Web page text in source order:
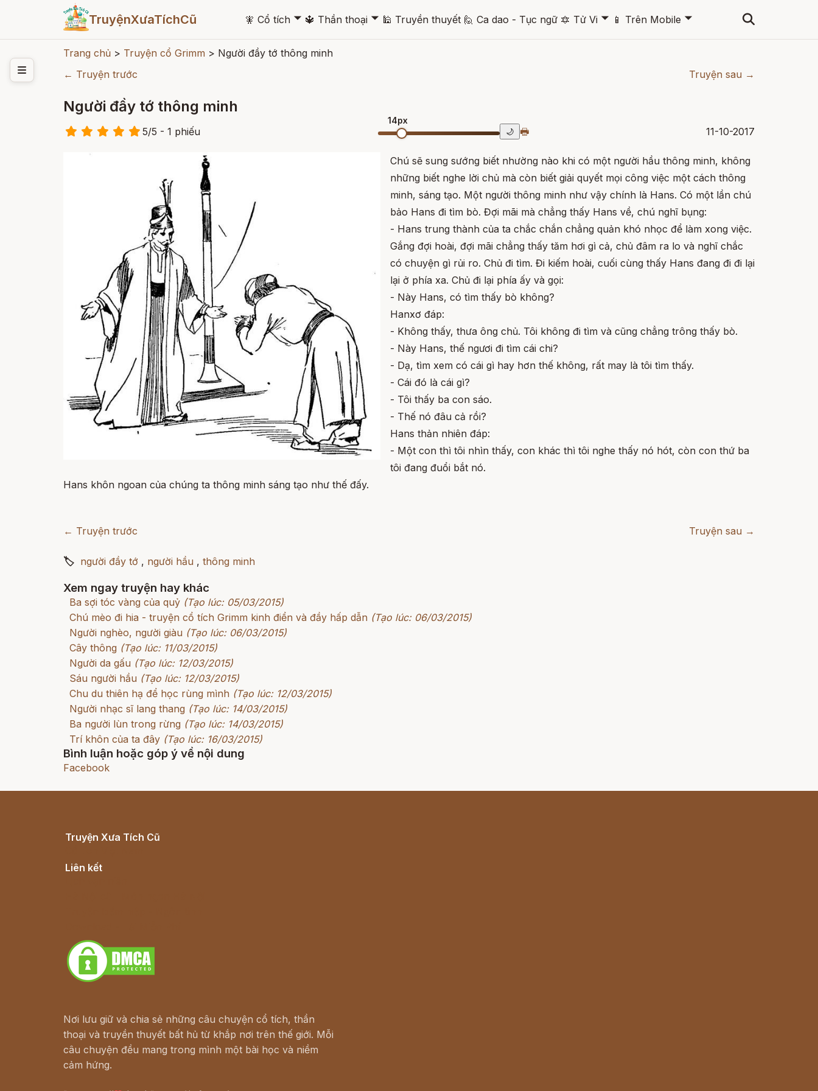
TruyệnXưaTíchCũ 🧚 Cổ tích 🞃 🔱 Thần thoại 🞃 🕌 Truyền thuyết 🙋 Ca dao - Tục ngữ 🔯 Tử Vi 🞃 📱 Trên Mobile 🞃
Trang chủ > Truyện cổ Grimm > Người đầy tớ thông minh
← Truyện trước
Truyện sau →
Người đầy tớ thông minh
5/5 - 1 phiếu
14px
🌙 🖶 11-10-2017
Chú sẽ sung sướng biết nhường nào khi có một người hầu thông minh, không
những biết nghe lời chủ mà còn biết giải quyết mọi công việc một cách thông
minh, sáng tạo. Một người thông minh như vậy chính là Hans. Có một lần chú
bảo Hans đi tìm bò. Đợi mãi mà chẳng thấy Hans về, chú nghĩ bụng:
- Hans trung thành của ta chắc chắn chẳng quản khó nhọc để làm xong việc.
Gắng đợi hoài, đợi mãi chẳng thấy tăm hơi gì cả, chủ đâm ra lo và nghĩ chắc
có chuyện gì rủi ro. Chủ đi tìm. Đi kiếm hoài, cuối cùng thấy Hans đang đi đi lại
lại ở phía xa. Chủ đi lại phía ấy và gọi:
- Này Hans, có tìm thấy bò không?
Hanxơ đáp:
- Không thấy, thưa ông chủ. Tôi không đi tìm và cũng chẳng trông thấy bò.
- Này Hans, thế ngươi đi tìm cái chi?
- Dạ, tìm xem có cái gì hay hơn thế không, rất may là tôi tìm thấy.
- Cái đó là cái gì?
- Tôi thấy ba con sáo.
- Thế nó đâu cả rồi?
Hans thản nhiên đáp:
- Một con thì tôi nhìn thấy, con khác thì tôi nghe thấy nó hót, còn con thứ ba
tôi đang đuổi bắt nó.
Hans khôn ngoan của chúng ta thông minh sáng tạo như thế đấy.
← Truyện trước Truyện sau →
🏷 người đầy tớ , người hầu , thông minh
Xem ngay truyện hay khác
Ba sợi tóc vàng của quỷ (Tạo lúc: 05/03/2015)
Chú mèo đi hia - truyện cổ tích Grimm kinh điển và đầy hấp dẫn (Tạo lúc: 06/03/2015)
Người nghèo, người giàu (Tạo lúc: 06/03/2015)
Cây thông (Tạo lúc: 11/03/2015)
Người da gấu (Tạo lúc: 12/03/2015)
Sáu người hầu (Tạo lúc: 12/03/2015)
Chu du thiên hạ để học rùng mình (Tạo lúc: 12/03/2015)
Người nhạc sĩ lang thang (Tạo lúc: 14/03/2015)
Ba người lùn trong rừng (Tạo lúc: 14/03/2015)
Trí khôn của ta đây (Tạo lúc: 16/03/2015)
Bình luận hoặc góp ý về nội dung
Facebook
Truyện Xưa Tích Cũ
Liên kết
Nơi lưu giữ và chia sẻ những câu chuyện cổ tích, thần
thoại và truyền thuyết bất hủ từ khắp nơi trên thế giới. Mỗi
câu chuyện đều mang trong mình một bài học và niềm
cảm hứng.